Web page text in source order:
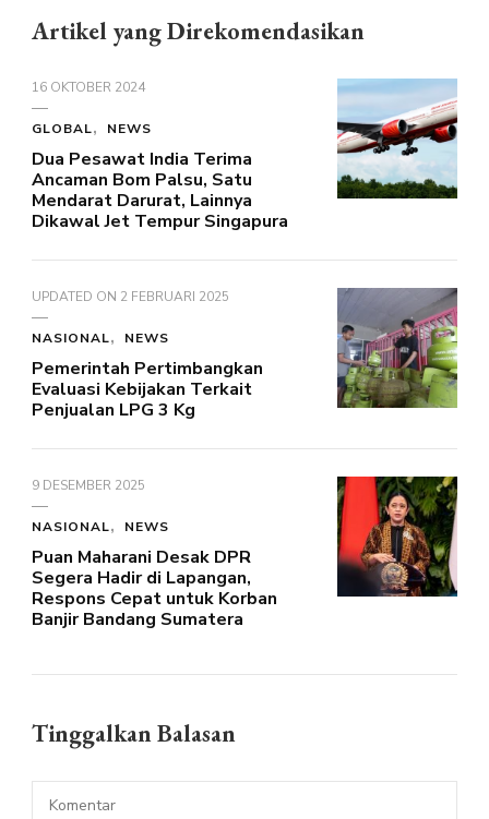
Artikel yang Direkomendasikan
16 OKTOBER 2024
GLOBAL NEWS
Dua Pesawat India Terima
Ancaman Bom Palsu, Satu
Mendarat Darurat, Lainnya
Dikawal Jet Tempur Singapura
UPDATED ON 2 FEBRUARI 2025
NASIONAL NEWS
Pemerintah Pertimbangkan
Evaluasi Kebijakan Terkait
Penjualan LPG 3 Kg
9 DESEMBER 2025
NASIONAL NEWS
Puan Maharani Desak DPR
Segera Hadir di Lapangan,
Respons Cepat untuk Korban
Banjir Bandang Sumatera
Tinggalkan Balasan